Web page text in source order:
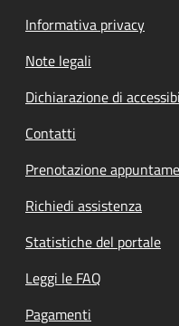
Informativa privacy
Note legali
Dichiarazione di
Contatti
Prenotazione
Richiedi assistenza
Statistiche del portale
Leggi le FAQ
Pagamenti